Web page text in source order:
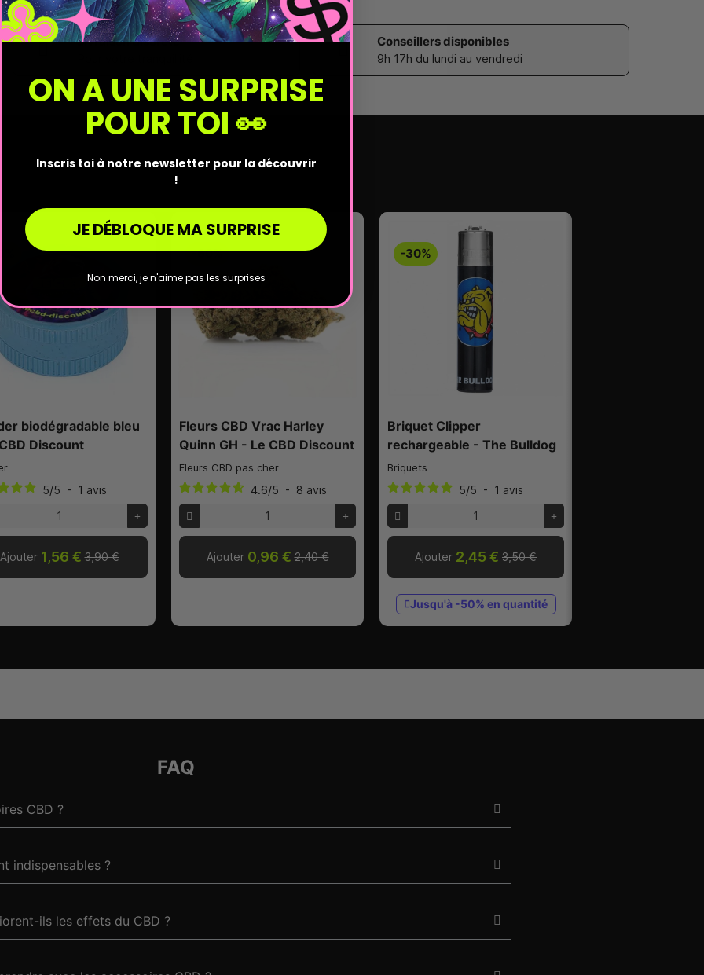
Livraison discrète
Conseillers disponibles
9h 17h du lundi au vendredi
biodégradable bleu
Discount
5/5 - 1 avis
Ajouter 1,56 € 3,90 €
-60%
Fleurs CBD Vrac Harley
Quinn GH - Le CBD Discount
Fleurs CBD pas cher
4.6/5 - 8 avis
Ajouter 0,96 € 2,40 €
-30%
Briquet Clipper
rechargeable - The Bulldog
Briquets
5/5 - 1 avis
Ajouter 2,45 € 3,50 €
Jusqu'à -50% en quantité
FAQ
CBD ?
indispensables ?
ils les effets du CBD ?
ON A UNE SURPRISE
POUR TOI 👀
Inscris toi à notre newsletter pour la découvrir
!
JE DÉBLOQUE MA SURPRISE
Non merci, je n'aime pas les surprises